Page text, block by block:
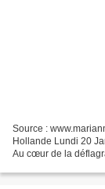
Source :
Hollande Lundi 20
Au cœur de la